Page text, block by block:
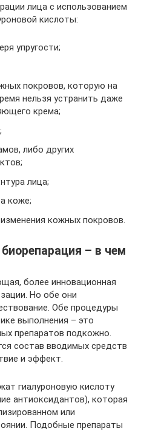
лица с использованием
кислоты:
упругости;
покровов, которую на
нельзя устранить даже
крема;
либо других
лица;
коже;
кожных покровов.
– в чем
более инновационная
Но обе они
Обе процедуры
выполнения – это
препаратов подкожно.
состав вводимых средств
и эффект.
гиалуроновую кислоту
антиоксидантов), которая
или
Подобные препараты